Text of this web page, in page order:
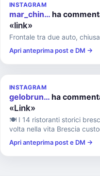
INSTAGRAM
mar_chin… ha
«link»
Frontale tra due auto,
Apri anteprima post e DM →
INSTAGRAM
gelobrun… ha
«Link»
🍽️ I 14 ristoranti storici
volta nella vita Brescia custodisce insegne della
ristorazi...
Apri anteprima post e DM →